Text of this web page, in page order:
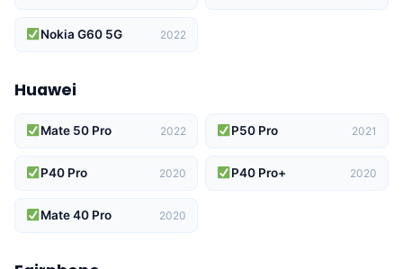
Nokia G60 5G 2022
Huawei
Mate 50 Pro 2022 P50 Pro 2021
P40 Pro 2020 P40 Pro+ 2020
Mate 40 Pro 2020